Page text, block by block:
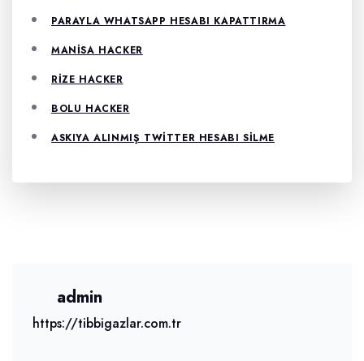
PARAYLA WHATSAPP HESABI KAPATTIRMA
MANISA HACKER
RIZE HACKER
BOLU HACKER
ASKIYA ALINMIŞ TWITTER HESABI SILME
admin
https://tibbigazlar.com.tr